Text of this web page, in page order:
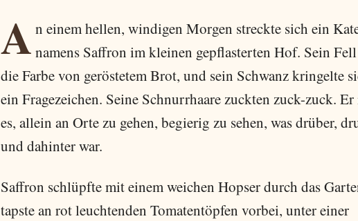
A n einem hellen, windigen Morgen streckte sich ein
namens Saffron im kleinen gepflasterten Hof. Sein
die Farbe von geröstetem Brot, und sein Schwanz kringelte
ein Fragezeichen. Seine Schnurrhaare zuckten zuck-zuck. Er
es, allein an Orte zu gehen, begierig zu sehen, was drüber,
und dahinter war.
Saffron schlüpfte mit einem weichen Hopser durch das
tapste an rot leuchtenden Tomatentöpfen vorbei, unter einer